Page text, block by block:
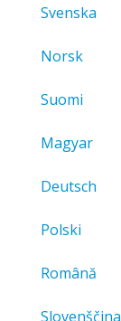
Svenska
Norsk
Suomi
Magyar
Deutsch
Polski
Română
Slovenščina